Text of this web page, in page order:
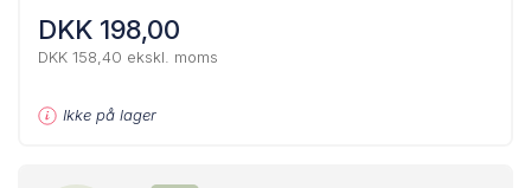
DKK 198,00
DKK 158,40 ekskl. moms
Ikke på lager